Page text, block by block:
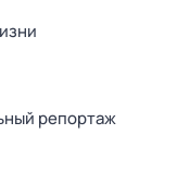
репортаж